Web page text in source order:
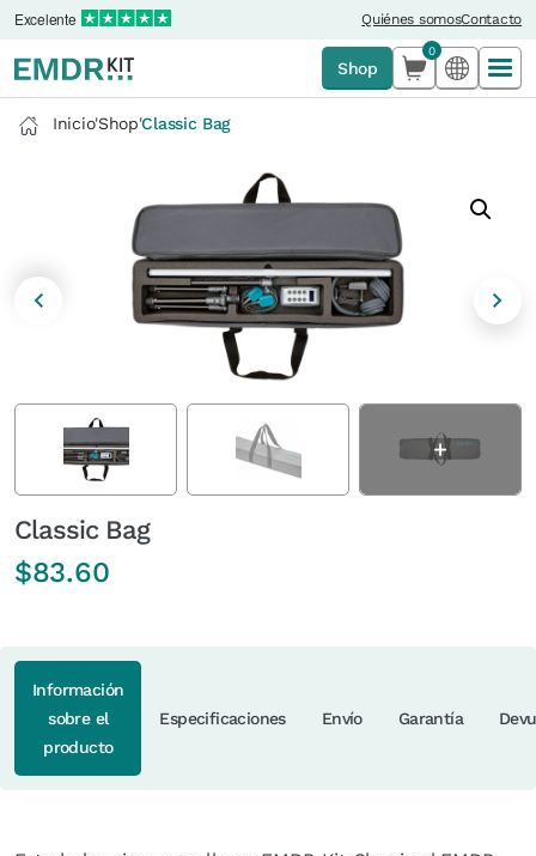
Excelente Quiénes somosContacto
Shop
0
Inicio'Shop'Classic Bag
Classic Bag
$83.60
Información
sobre el
producto
Especificaciones Envío Garantía